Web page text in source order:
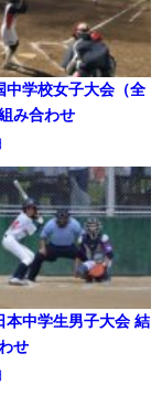
中学校女子大会（全
み合わせ
本中学生男子大会 結
せ